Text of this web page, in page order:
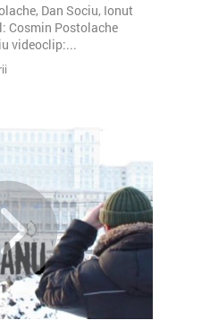
Dan Sociu, Ionut
Cosmin Postolache
videoclip:...